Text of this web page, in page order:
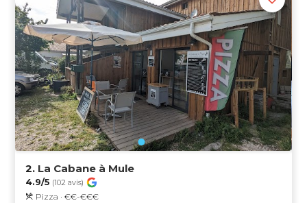
2. La Cabane à Mule
4.9/5 (102 avis)
Pizza · €€-€€€